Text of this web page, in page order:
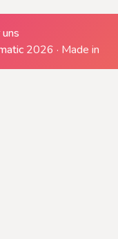
2026 · Made in